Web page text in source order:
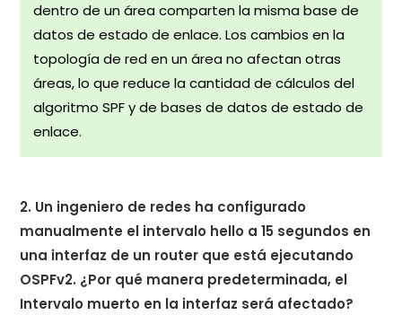
dentro de un área comparten la misma base de
datos de estado de enlace. Los cambios en la
topología de red en un área no afectan otras
áreas, lo que reduce la cantidad de cálculos del
algoritmo SPF y de bases de datos de estado de
enlace.
2. Un ingeniero de redes ha configurado
manualmente el intervalo hello a 15 segundos en
una interfaz de un router que está ejecutando
OSPFv2. ¿Por qué manera predeterminada, el
Intervalo muerto en la interfaz será afectado?